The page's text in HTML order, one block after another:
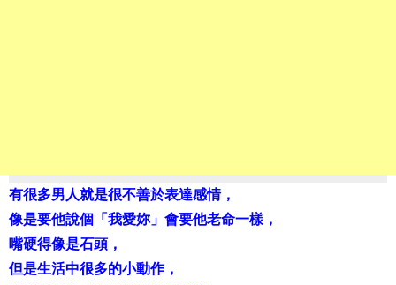
有很多男人就是很不善於表達感情，
像是要他說個「我愛妳」會要他老命一樣，
嘴硬得像是石頭，
但是生活中很多的小動作，